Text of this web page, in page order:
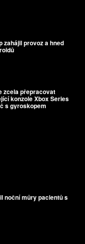
zahájil provoz a hned
zcela přepracovat
konzole Xbox Series
s gyroskopem
noční můry pacientů s